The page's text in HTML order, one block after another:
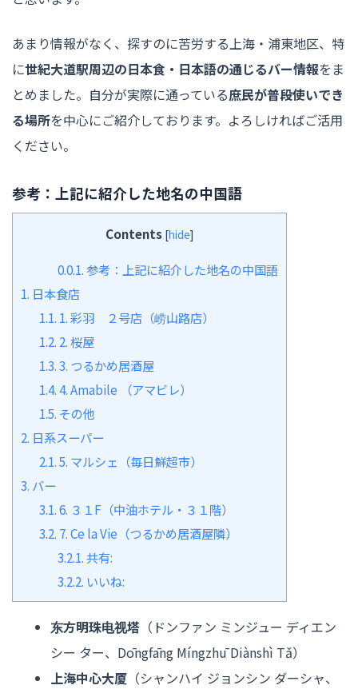
あまり情報がなく、探すのに苦労する上海・浦東地区、特
に世紀大道駅周辺の日本食・日本語の通じるバー情報をま
とめました。自分が実際に通っている庶民が普段使いでき
る場所を中心にご紹介しております。よろしければご活用
ください。
参考：上記に紹介した地名の中国語
Contents [hide]
0.0.1.参考：上記に紹介した地名の中国語
1. 日本食店
1.1. 1. 彩羽 ２号店（崂山路店）
1.2. 2. 桜屋
1.3.3. つるかめ居酒屋
1.4.4. Amabile （アマビレ）
1.5. その他
2. 日系スーパー
2.1.5. マルシェ（毎日鮮超市）
3. バー
3.1.6. ３１F（中油ホテル・３１階）
3.2. 7. Ce la Vie（つるかめ居酒屋隣）
3.2.1.共有:
3.2.2. いいね:
东方明珠电视塔 （ドンファン ミンジュー ディエン
シー ター、Dōngfāng Míngzhū Diànshì Tǎ）
上海中心大厦 （シャンハイ ジョンシン ダーシャ、